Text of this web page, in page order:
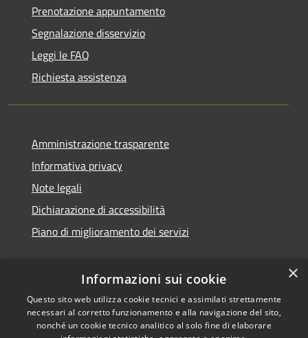
Prenotazione appuntamento
Segnalazione disservizio
Leggi le FAQ
Richiesta assistenza
Amministrazione trasparente
Informativa privacy
Note legali
Dichiarazione di accessibilità
Piano di miglioramento dei servizi
RSS
Accessibilità
Privacy
Copyright © 2026 • Comune di
Treviglio • Powered by
Municipium•Accesso
×
Informazioni sui cookie
Questo sito web utilizza cookie tecnici e assimilati strettamente
necessari al corretto funzionamento e alla navigazione del sito,
nonché un cookie tecnico analitico al solo fine di elaborare